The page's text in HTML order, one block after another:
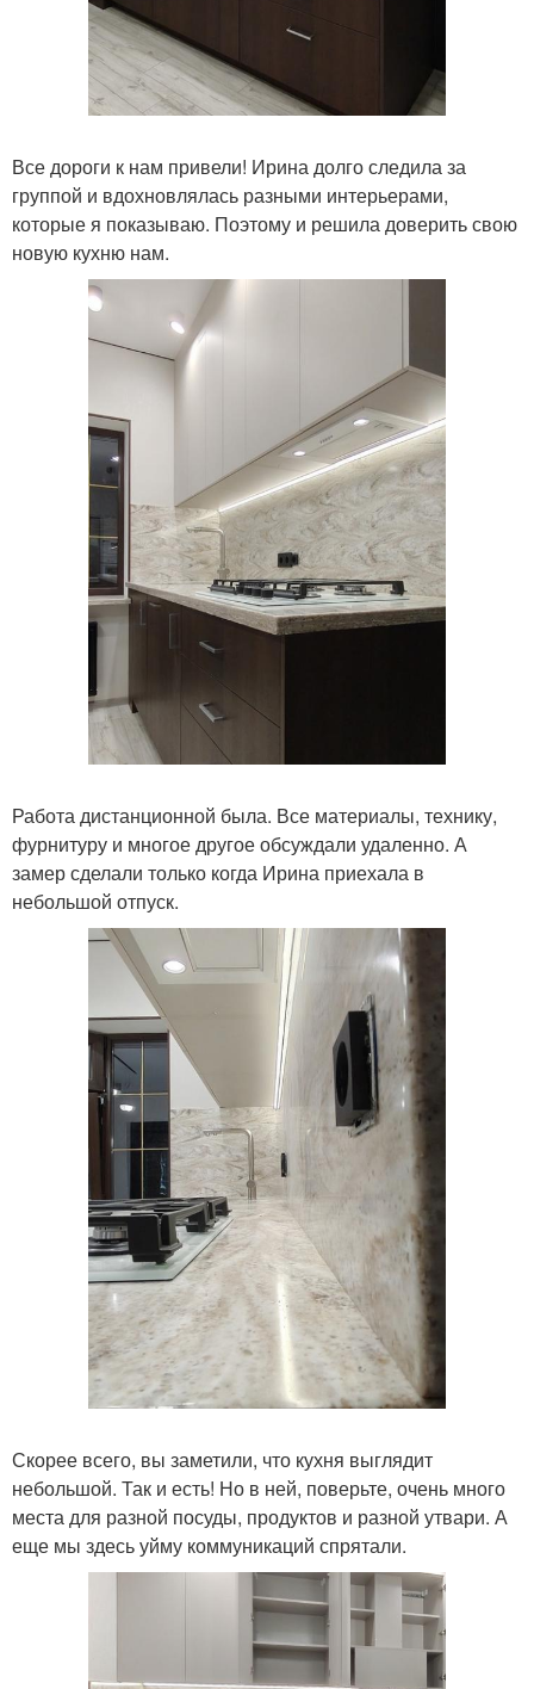
Все дороги к нам привели! Ирина долго следила за
группой и вдохновлялась разными интерьерами,
которые я показываю. Поэтому и решила доверить свою
новую кухню нам.
Работа дистанционной была. Все материалы, технику,
фурнитуру и многое другое обсуждали удаленно. А
замер сделали только когда Ирина приехала в
небольшой отпуск.
Скорее всего, вы заметили, что кухня выглядит
небольшой. Так и есть! Но в ней, поверьте, очень много
места для разной посуды, продуктов и разной утвари. А
еще мы здесь уйму коммуникаций спрятали.